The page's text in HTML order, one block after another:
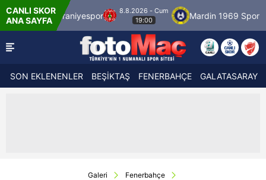
CANLI SKOR
ANA SAYFA
8.8.2026 - Cum
19:00
Mardin 1969 Spor Özbelsan
SON EKLENENLER BEŞİKTAŞ FENERBAHÇE GALATASARAY
Galeri
Fenerbahçe